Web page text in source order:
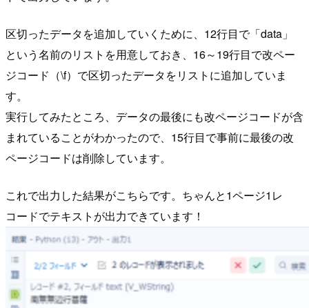
区切ったデータを追加していくために、12行目で「data」
という名前のリストを用意しておき、16～19行目で改ペー
ジコード（\f）で区切ったデータをリストに追加していま
す。
実行してみたところ、データの最後にも改ページコードが含
まれていることがわかったので、15行目で事前に最後の改
ページコードは削除しています。
これで出力した結果がこちらです。ちゃんと1ページ1レ
コードでテキストが出力できています！